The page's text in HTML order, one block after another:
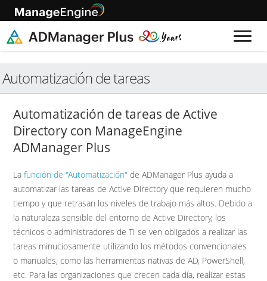
Automatización de tareas
Automatización de tareas de Active
Directory con ManageEngine
ADManager Plus
Lafunción de "Automatización" de ADManager Plus ayuda a
automatizar las tareas de Active Directory que requieren mucho
tiempo y que retrasan los niveles de trabajo más altos. Debido a
la naturaleza sensible del entorno de Active Directory, los
técnicos o administradores de TI se ven obligados a realizar las
tareas minuciosamente utilizando los métodos convencionales
o manuales, como las herramientas nativas de AD, PowerShell,
etc. Para las organizaciones que crecen cada día, realizar estas